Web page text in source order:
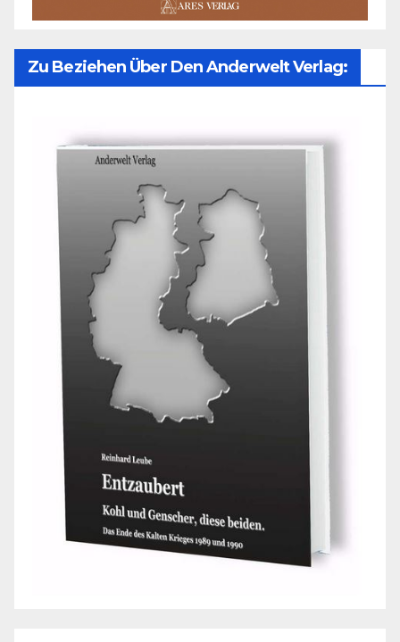
Zu Beziehen Über Den Anderwelt Verlag: